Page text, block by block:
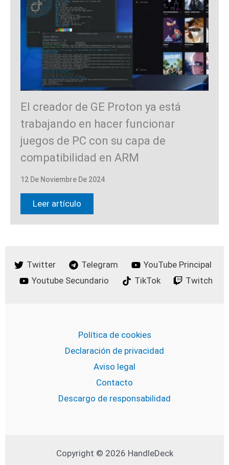
El creador de GE Proton ya está
trabajando en hacer funcionar
juegos de PC con su capa de
compatibilidad en ARM
12 De Noviembre De 2024
Leer artículo
Twitter Telegram
YouTube Principal
Youtube Secundario
TikTok Twitch
Política de cookies
Declaración de privacidad
Aviso legal
Contacto
Descargo de responsabilidad
Copyright © 2026 HandleDeck